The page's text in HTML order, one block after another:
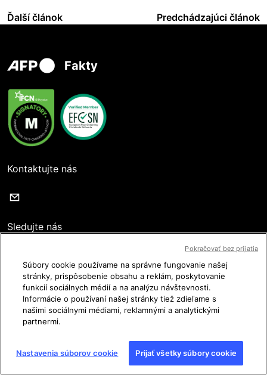
Ďalší článok Predchádzajúci článok
Fakty
Kontaktujte nás
Sledujte nás
Používateľské podmienky
Ochrana osobných údajov
Súbory cookie používame na správne fungovanie našej
stránky, prispôsobenie obsahu a reklám, poskytovanie
funkcií sociálnych médií a na analýzu návštevnosti.
Informácie o používaní našej stránky tiež zdieľame s
našimi sociálnymi médiami, reklamnými a analytickými
partnermi.
Nastavenia súborov cookie Prijať všetky súbory cookie
Pokračovať bez prijatia